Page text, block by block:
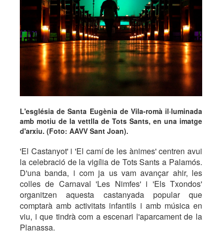
L'església de Santa Eugènia de Vila-romà il·luminada
amb motiu de la vettlla de Tots Sants, en una imatge
d'arxiu. (Foto: AAVV Sant Joan).
'El Castanyot' i 'El camí de les ànimes' centren avui
la celebració de la vigília de Tots Sants a Palamós.
D'una banda, i com ja us vam avançar ahir, les
colles de Carnaval 'Les Nimfes' i 'Els Txondos'
organitzen aquesta castanyada popular que
comptarà amb activitats infantils i amb música en
viu, i que tindrà com a escenari l'aparcament de la
Planassa.